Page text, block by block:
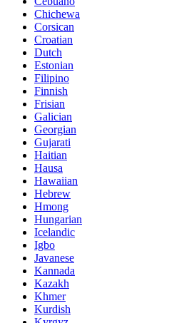
Chichewa
Corsican
Croatian
Dutch
Estonian
Filipino
Finnish
Frisian
Galician
Georgian
Gujarati
Haitian
Hausa
Hawaiian
Hebrew
Hmong
Hungarian
Icelandic
Igbo
Javanese
Kannada
Kazakh
Khmer
Kurdish